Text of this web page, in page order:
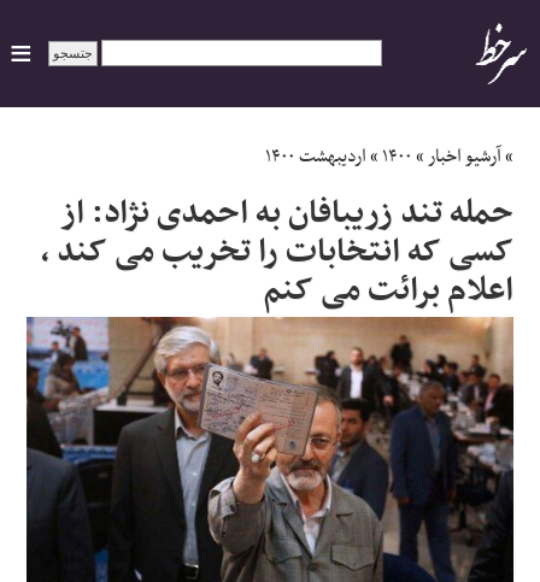
ایران
سیاسی
اقتصاد
ورزشی
جهان
اجتماعی
حوادث
»آرشیو اخبار»۱۴۰۰»اردیبهشت ۱۴۰۰
حمله تند زریبافان به احمدی نژاد: از
کسی که انتخابات را تخریب می کند ،
اعلام برائت می کنم